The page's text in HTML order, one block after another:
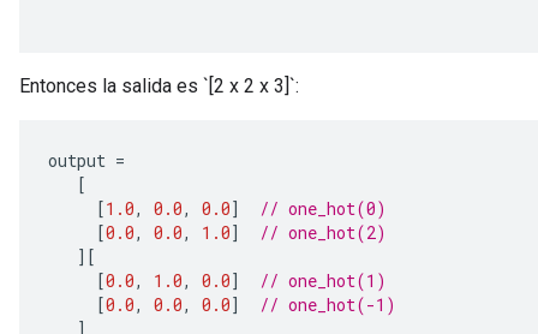
Entonces la salida es `[2 x 2 x 3]`:
output =
[
[1.0, 0.0, 0.0]
// one_hot(0)
[0.0, 0.0, 1.0]
// one_hot(2)
][
[0.0, 1.0, 0.0]
// one_hot(1)
[0.0, 0.0, 0.0]
// one_hot(-1)
]